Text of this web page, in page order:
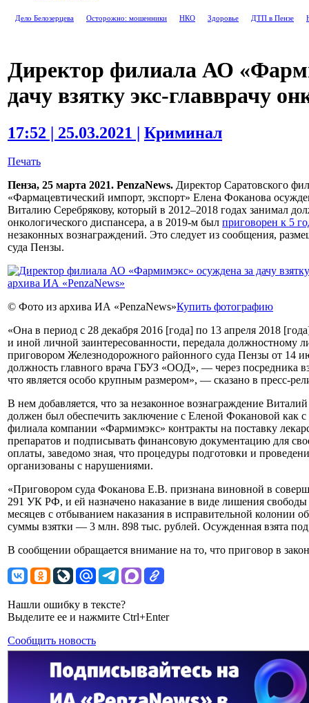
Дело Белозерцева Осторожно: мошенники НКО Здоровье ДТП в Пензе
Директор филиала АО
дачу взятку экс-главврачу
17:52 | 25.03.2021 | Криминал
Печать
Пенза, 25 марта 2021. PenzaNews. Директор Саратовского
«Фармацевтический импорт, экспорт» Елена Фоканова
Виталию Серебрякову, который в 2012–2018 годах занимал
онкологического диспансера, а в 2019-м был приговорен к 5
незаконных вознаграждений. Это следует из сообщения,
суда Пензы.
© Фото из архива ИА «PenzaNews»Купить фотографию
«Она в период с 28 декабря 2016 [года] по 13 апреля 2018
и иной личной заинтересованности, передала
приговором Железнодорожного районного суда Пензы от 14
должность главного врача ГБУЗ «ООД», — через посредника
что является особо крупным размером», — сказано в пресс-
В нем добавляется, что за незаконное вознаграждение
должен был обеспечить заключение с Еленой Фокановой как с
филиала компании «Фармимэкс» контракты на поставку
препаратов и подписывать финансовую документацию для
оплаты, заведомо зная, что процедуры подготовки и
организованы с нарушениями.
«Приговором суда Фоканова Е.В. признана виновной в
291 УК РФ, и ей назначено наказание в виде лишения
месяцев с отбыванием наказания в исправительной колонии
суммы взятки — 3 млн. 898 тыс. рублей. Осужденная взята под
В сообщении обращается внимание на то, что приговор в
Нашли ошибку в тексте?
Выделите ее и нажмите Ctrl+Enter
Сообщить новость